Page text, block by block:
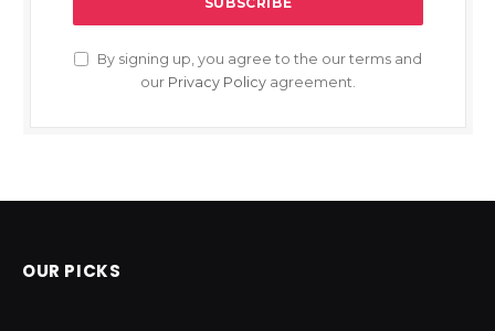
By signing up, you agree to the our terms and
our Privacy Policy agreement.
OUR PICKS